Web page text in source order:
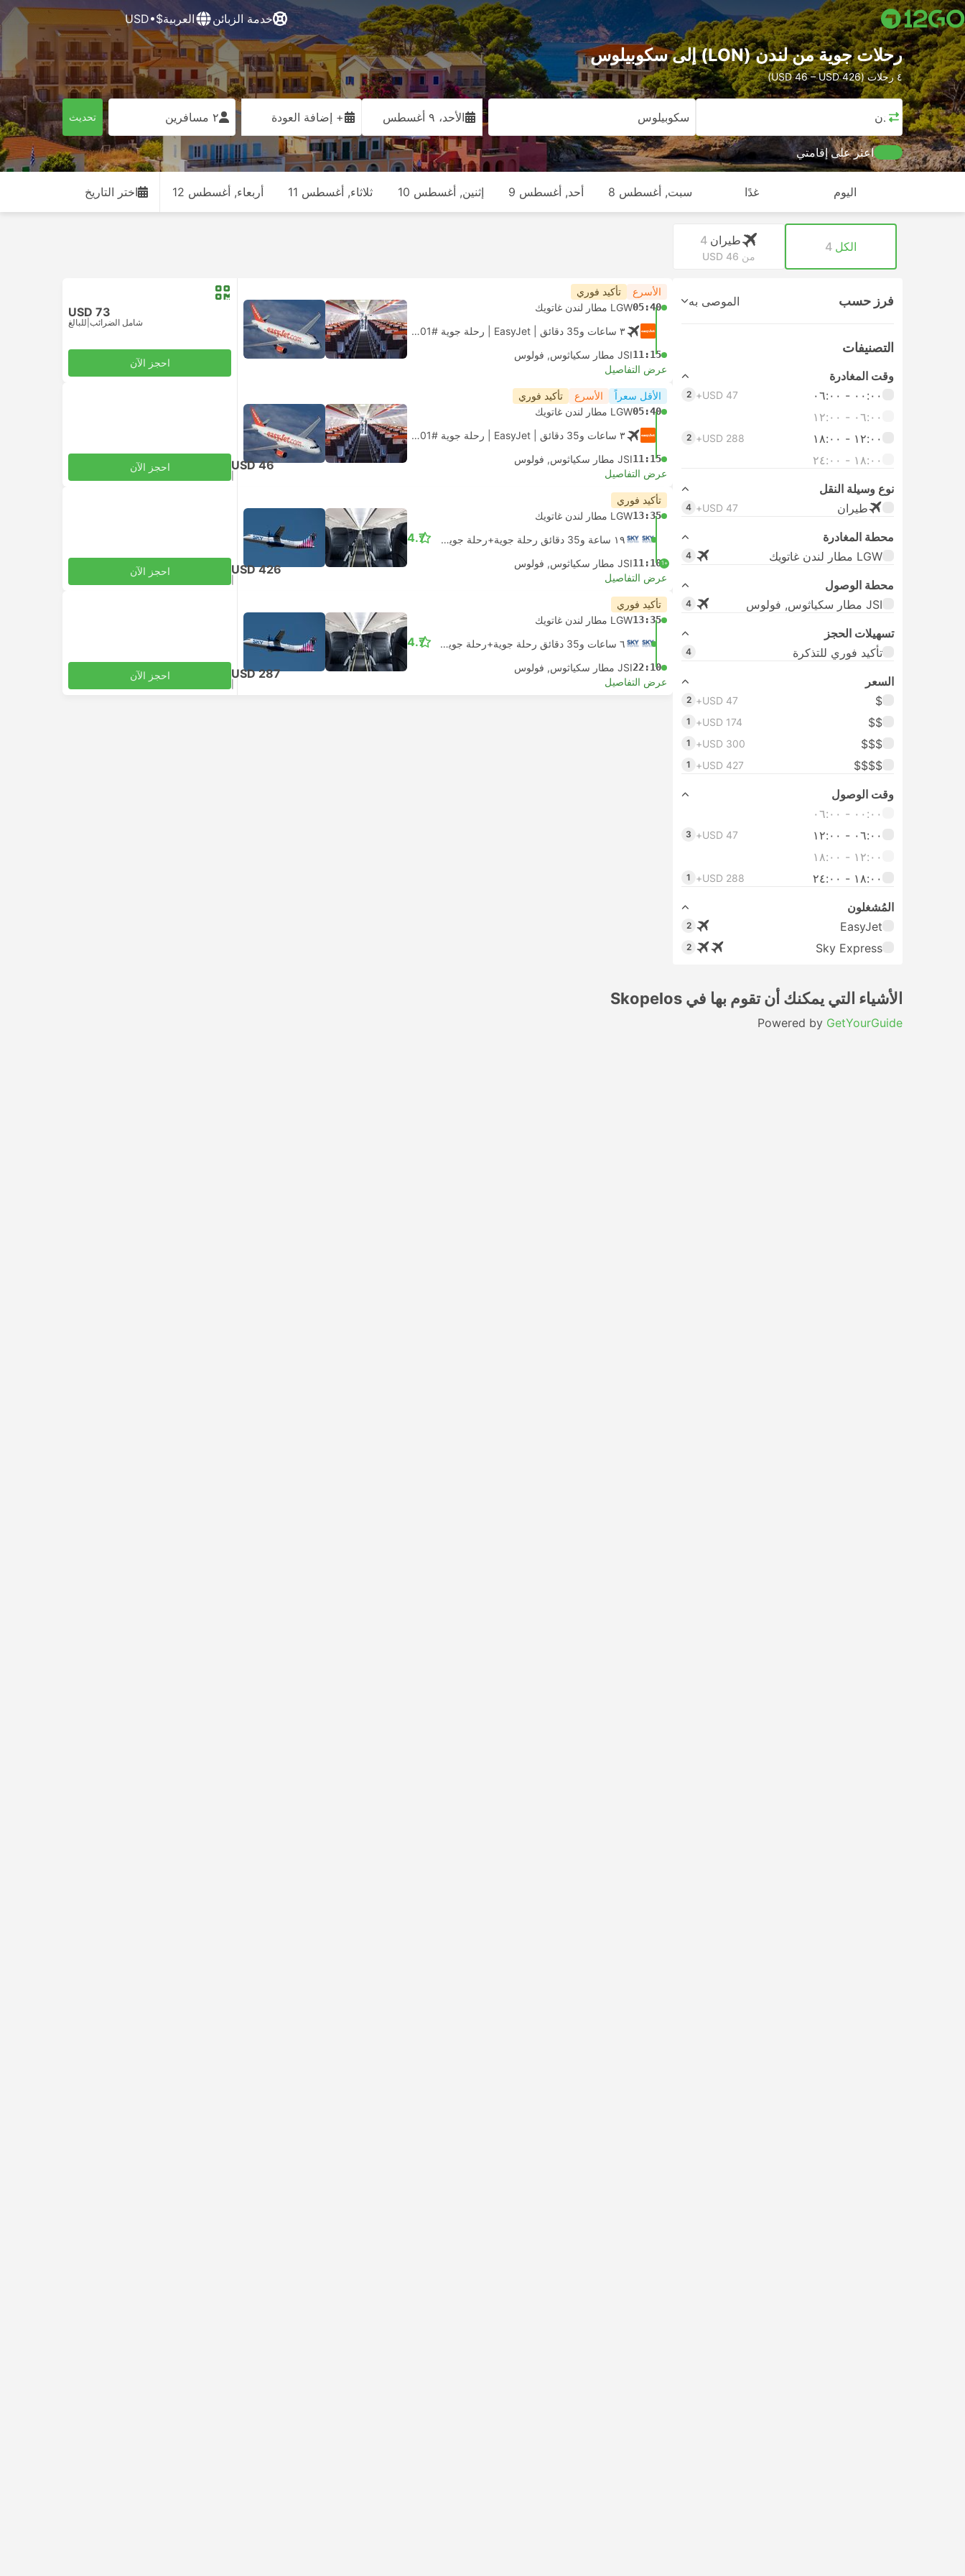
خدمة الزبائن العربية$•USD
رحلات جوية من لندن (LON) إلى سكوبيلوس
٤ رحلات (USD 46 – USD 426)
لندن سكوبيلوس الأحد، ٩ أغسطس + إضافة العودة ٢ مسافرين تحديث
اعثر على إقامتي
اليوم غدًا سبت, أغسطس 8 أحد, أغسطس 9 إثنين, أغسطس 10 ثلاثاء, أغسطس 11 أربعاء, أغسطس 12 اختر التاريخ
الكل 4 طيران 4
من USD 46
فرز حسب الموصى به
التصنيفات
وقت المغادرة
٠٠:٠٠ ‏- ٠٦:٠٠
USD 47+
2
٠٦:٠٠ ‏- ١٢:٠٠
١٢:٠٠ ‏- ١٨:٠٠
USD 288+
2
١٨:٠٠ ‏-‏ ٢٤:٠٠
نوع وسيلة النقل
طيران
USD 47+
4
محطة المغادرة
LGW مطار لندن غاتويك
4
محطة الوصول
JSI مطار سكياثوس, فولوس
4
تسهيلات الحجز
تأكيد فوري للتذكرة
4
السعر
$
USD 47+
2
$$
USD 174+
1
$$$
USD 300+
1
$$$$
USD 427+
1
وقت الوصول
٠٠:٠٠ ‏- ٠٦:٠٠
٠٦:٠٠ ‏- ١٢:٠٠
USD 47+
3
١٢:٠٠ ‏- ١٨:٠٠
١٨:٠٠ ‏-‏ ٢٤:٠٠
USD 288+
1
المُشغلون
EasyJet
2
Sky Express
2
الأسرع تأكيد فوري
05:40LGW مطار لندن غاتويك
٣ ساعات و‫35 دقائق
رحلة جوية #U28201 |الاقتصاد
11:15JSI مطار سكياثوس, فولوس
عرض التفاصيل
USD 73
شامل الضرائب للبالغ
احجز الآن
الأقل سعراً الأسرع تأكيد فوري
05:40LGW مطار لندن غاتويك
٣ ساعات و‫35 دقائق
رحلة جوية #U28201 |الاقتصاد
11:15JSI مطار سكياثوس, فولوس
عرض التفاصيل
USD 46 احجز الآن
تأكيد فوري
13:35LGW مطار لندن غاتويك
١٩ ساعة و‫35 دقائق رحلة جوية+رحلة جوية.
الاتصال الذاتي
+1
11:10JSI مطار سكياثوس, فولوس
4.7
عرض التفاصيل
USD 426 احجز الآن
تأكيد فوري
13:35LGW مطار لندن غاتويك
٦ ساعات و‫35 دقائق رحلة جوية+رحلة جوية.
الاتصال الذاتي
22:10JSI مطار سكياثوس, فولوس
4.7
عرض التفاصيل
USD 287 احجز الآن
الأشياء التي يمكنك أن تقوم بها في Skopelos
Powered by GetYourGuide